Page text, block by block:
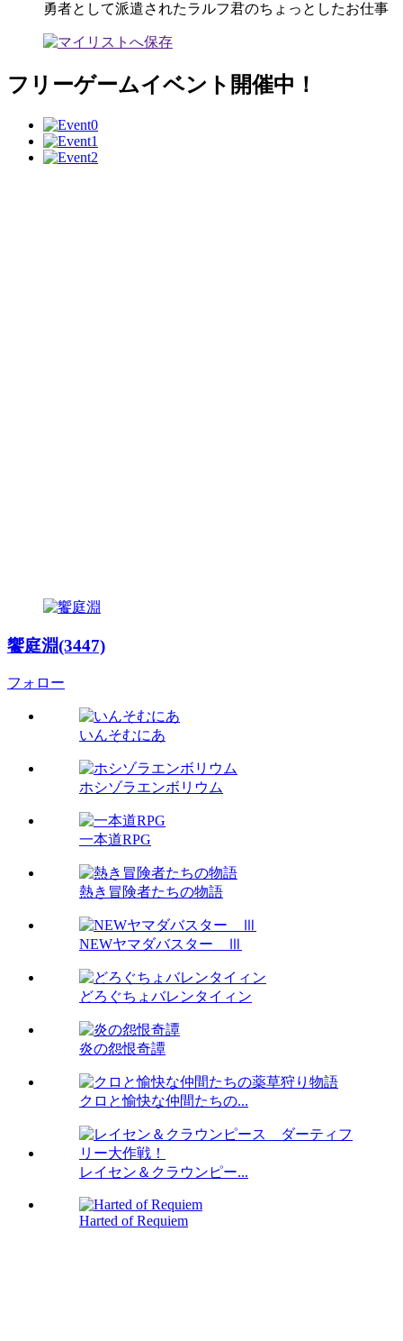
勇者として派遣されたラルフ君のちょっとしたお仕事
フリーゲームイベント開催中！
饗庭淵(3447)
フォロー
いんそむにあ
ホシゾラエンボリウム
一本道RPG
熱き冒険者たちの物語
NEWヤマダバスター Ⅲ
どろぐちょバレンタイィン
炎の怨恨奇譚
クロと愉快な仲間たちの...
レイセン＆クラウンピー...
Harted of Requiem